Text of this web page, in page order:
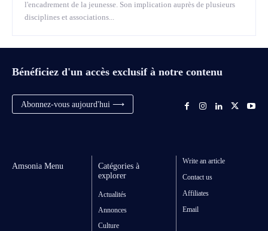
l'encadrement de la jeunesse. Son implication auprès de plusieurs
disciplines et associations...
Bénéficiez d'un accès exclusif à notre contenu
Abonnez-vous aujourd'hui ⟶
Amsonia Menu
Catégories à
explorer
Actualités
Annonces
Culture
Write an article
Contact us
Affiliates
Email